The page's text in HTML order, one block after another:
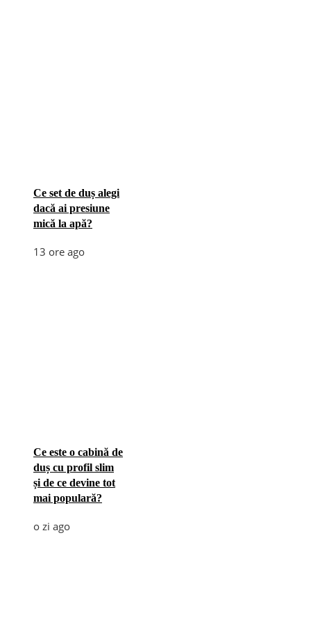
Ce set de duș alegi
dacă ai presiune
mică la apă?
13 ore ago
Ce este o cabină de
duș cu profil slim
și de ce devine tot
mai populară?
o zi ago